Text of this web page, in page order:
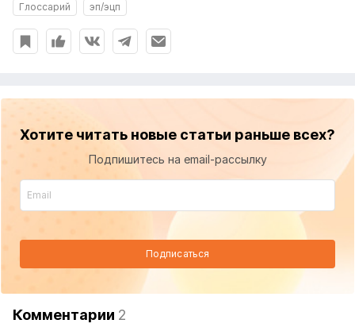
Глоссарий эп/эцп
Хотите читать новые статьи раньше всех?
Подпишитесь на email-рассылку
Подписаться
Комментарии 2